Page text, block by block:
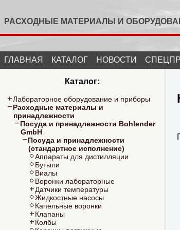
РАСХОДНЫЕ МАТЕРИАЛЫ И
ГЛАВНАЯ КАТАЛОГ НОВОСТИ
Каталог:
Лабораторное оборудование и приборы
Расходные материалы и
принадлежности
Посуда и принадлежности Bohlender
GmbH
Посуда и принадлежности
(стандартное исполнение)
Аппараты для дистилляции
Бутыли
Виалы
Воронки лабораторные
Датчики температуры
Жидкостные насосы
Капельные воронки
Клапаны
Колбы